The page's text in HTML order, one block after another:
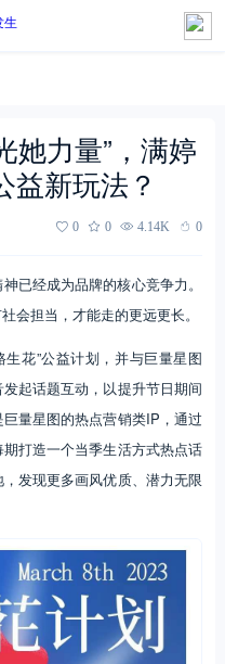
她力量”，满婷
益新玩法？
0 0 4.14K 0
已经成为品牌的核心竞争力。
会担当，才能走的更远更长。
花”公益计划，并与巨量星图
起话题互动，以提升节日期间
量星图的热点营销类IP，通过
打造一个当季生活方式热点话
发现更多画风优质、潜力无限